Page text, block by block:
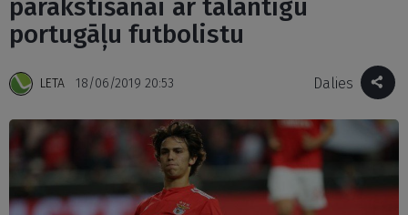
parakstīšanai ar talantīgu
portugāļu futbolistu
LETA 18/06/2019 20:53 Dalies